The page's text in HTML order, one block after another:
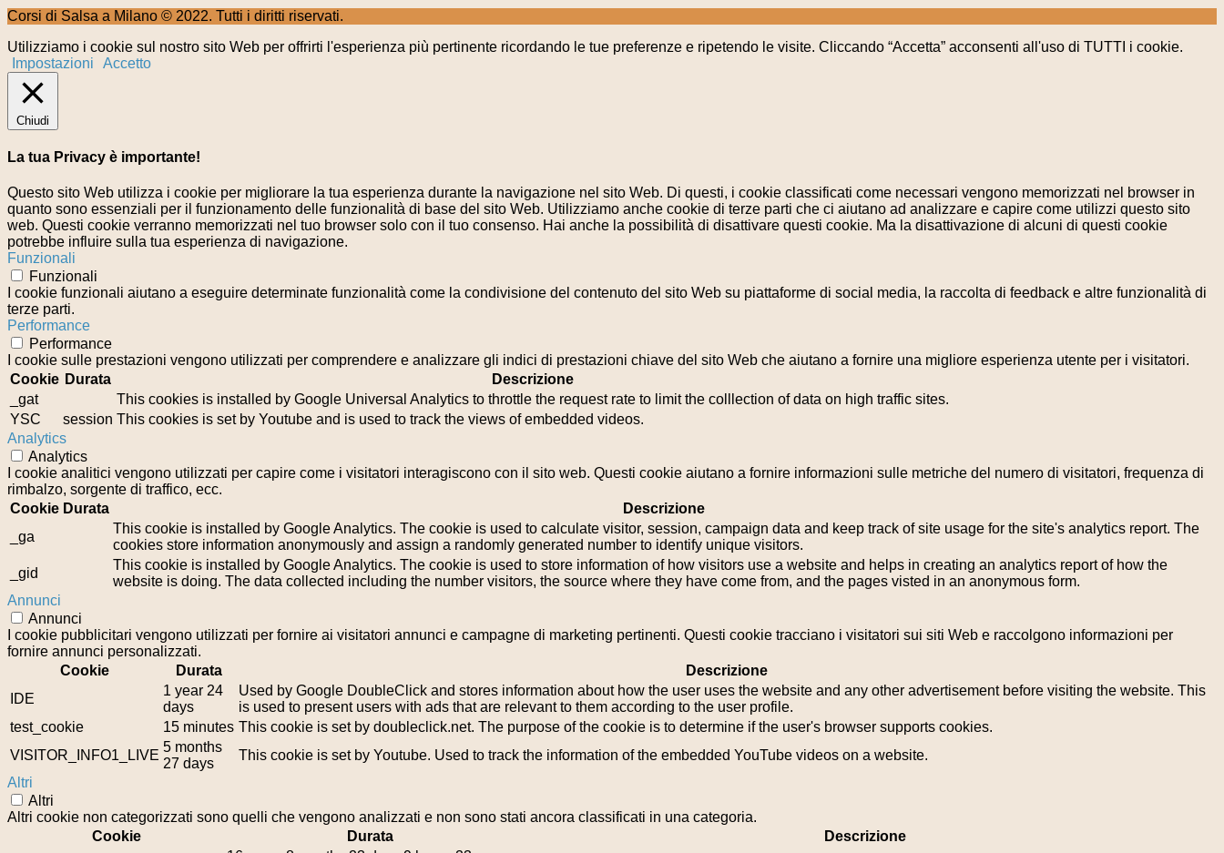
Corsi di Salsa a Milano © 2022. Tutti i diritti riservati.
Utilizziamo i cookie sul nostro sito Web per offrirti l'esperienza più pertinente ricordando le tue preferenze e ripetendo le visite. Cliccando “Accetta” acconsenti all'uso di TUTTI i cookie.
Impostazioni
Accetto
Chiudi
La tua Privacy è importante!
Questo sito Web utilizza i cookie per migliorare la tua esperienza durante la navigazione nel sito Web. Di questi, i cookie classificati come necessari vengono memorizzati nel browser in
quanto sono essenziali per il funzionamento delle funzionalità di base del sito Web. Utilizziamo anche cookie di terze parti che ci aiutano ad analizzare e capire come utilizzi questo sito
web. Questi cookie verranno memorizzati nel tuo browser solo con il tuo consenso. Hai anche la possibilità di disattivare questi cookie. Ma la disattivazione di alcuni di questi cookie
potrebbe influire sulla tua esperienza di navigazione.
Funzionali
Funzionali
I cookie funzionali aiutano a eseguire determinate funzionalità come la condivisione del contenuto del sito Web su piattaforme di social media, la raccolta di feedback e altre funzionalità di
terze parti.
Performance
Performance
I cookie sulle prestazioni vengono utilizzati per comprendere e analizzare gli indici di prestazioni chiave del sito Web che aiutano a fornire una migliore esperienza utente per i visitatori.
Cookie Durata
Descrizione
_gat
This cookies is installed by Google Universal Analytics to throttle the request rate to limit the colllection of data on high traffic sites.
YSC
session This cookies is set by Youtube and is used to track the views of embedded videos.
Analytics
Analytics
I cookie analitici vengono utilizzati per capire come i visitatori interagiscono con il sito web. Questi cookie aiutano a fornire informazioni sulle metriche del numero di visitatori, frequenza di
rimbalzo, sorgente di traffico, ecc.
Cookie Durata
Descrizione
_ga
This cookie is installed by Google Analytics. The cookie is used to calculate visitor, session, campaign data and keep track of site usage for the site's analytics report. The
cookies store information anonymously and assign a randomly generated number to identify unique visitors.
_gid
This cookie is installed by Google Analytics. The cookie is used to store information of how visitors use a website and helps in creating an analytics report of how the
website is doing. The data collected including the number visitors, the source where they have come from, and the pages visted in an anonymous form.
Annunci
Annunci
I cookie pubblicitari vengono utilizzati per fornire ai visitatori annunci e campagne di marketing pertinenti. Questi cookie tracciano i visitatori sui siti Web e raccolgono informazioni per
fornire annunci personalizzati.
Cookie
Durata
Descrizione
IDE
1 year 24
days
Used by Google DoubleClick and stores information about how the user uses the website and any other advertisement before visiting the website. This
is used to present users with ads that are relevant to them according to the user profile.
test_cookie
15 minutes This cookie is set by doubleclick.net. The purpose of the cookie is to determine if the user's browser supports cookies.
VISITOR_INFO1_LIVE
5 months
27 days
This cookie is set by Youtube. Used to track the information of the embedded YouTube videos on a website.
Altri
Altri
Altri cookie non categorizzati sono quelli che vengono analizzati e non sono stati ancora classificati in una categoria.
Cookie
Durata
Descrizione